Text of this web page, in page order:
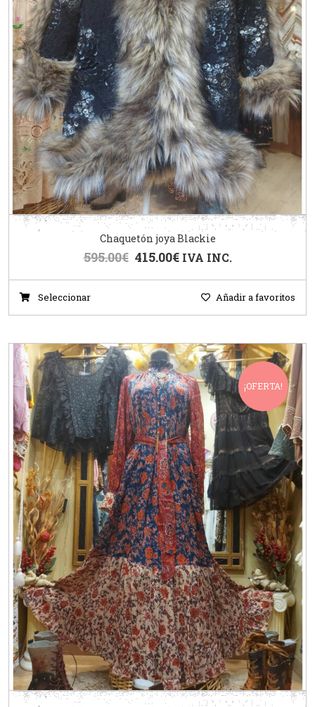
Chaquetón joya Blackie
595.00€ 415.00€ IVA INC.
Seleccionar Añadir a favoritos
¡OFERTA!